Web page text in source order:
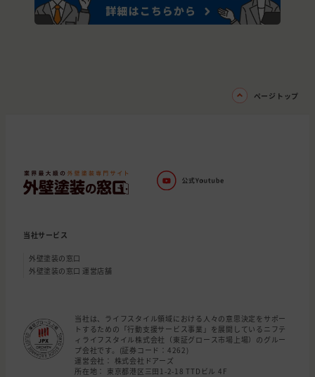
ページトップ
当社サービス
外壁塗装の窓口
外壁塗装の窓口 運営店舗
当社は、ライフスタイル領域における人々の意思決定をサポー
トするための「行動支援サービス事業」を展開しているニフテ
ィライフスタイル株式会社（東証グロース市場上場）のグルー
プ会社です。(証券コード：4262)
運営会社： 株式会社ドアーズ
所在地： 東京都港区三田1-2-18 TTDビル 4F